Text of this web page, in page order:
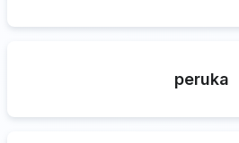
peruka